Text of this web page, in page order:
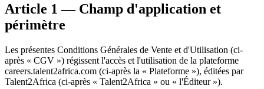
Article 1 — Champ d'application et
périmètre
Les présentes Conditions Générales de Vente et d'Utilisation (ci-
après « CGV ») régissent l'accès et l'utilisation de la plateforme
careers.talent2africa.com (ci-après la « Plateforme »), éditées par
Talent2Africa (ci-après « Talent2Africa » ou « l'Éditeur »).